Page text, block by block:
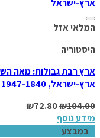
Add to wishlist
המלאי אזל
היסטוריה
ארץ רבת גבולות: מאה
ארץ-ישראל, 1947-1840
₪104.00
₪72.80
מידע נוסף
במבצע